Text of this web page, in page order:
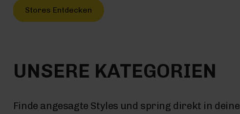
Stores Entdecken
UNSERE KATEGORIEN
Finde angesagte Styles und spring direkt in deine